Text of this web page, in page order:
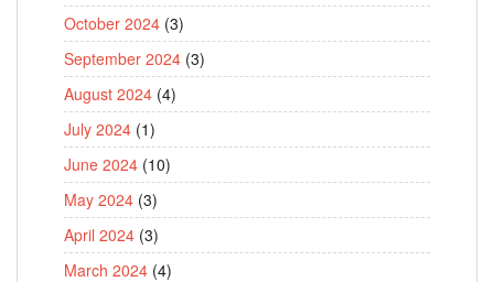
October 2024 (3)
September 2024 (3)
August 2024 (4)
July 2024 (1)
June 2024 (10)
May 2024 (3)
April 2024 (3)
March 2024 (4)